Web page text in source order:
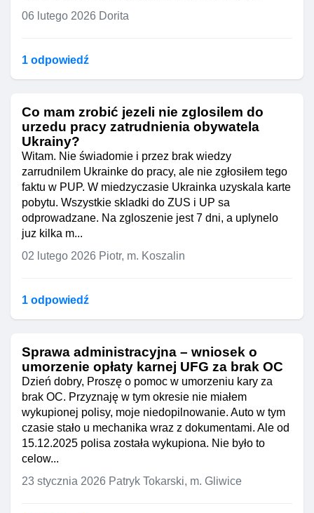
06 lutego 2026 Dorita
1 odpowiedź
Co mam zrobić jezeli nie zglosilem do
urzedu pracy zatrudnienia obywatela
Ukrainy?
Witam. Nie świadomie i przez brak wiedzy
zarrudnilem Ukrainke do pracy, ale nie zgłosiłem tego
faktu w PUP. W miedzyczasie Ukrainka uzyskala karte
pobytu. Wszystkie skladki do ZUS i UP sa
odprowadzane. Na zgloszenie jest 7 dni, a uplynelo
juz kilka m...
02 lutego 2026 Piotr, m. Koszalin
1 odpowiedź
Sprawa administracyjna – wniosek o
umorzenie opłaty karnej UFG za brak OC
Dzień dobry, Proszę o pomoc w umorzeniu kary za
brak OC. Przyznaję w tym okresie nie miałem
wykupionej polisy, moje niedopilnowanie. Auto w tym
czasie stało u mechanika wraz z dokumentami. Ale od
15.12.2025 polisa została wykupiona. Nie było to
celow...
23 stycznia 2026 Patryk Tokarski, m. Gliwice